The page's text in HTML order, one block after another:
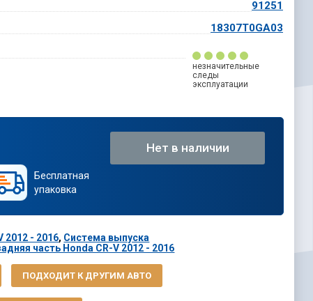
91251
18307T0GA03
незначительные
следы
эксплуатации
Бесплатная
упаковка
Нет в наличии
2012 - 2016, Система выпуска
часть Honda CR-V 2012 - 2016
ПОДХОДИТ К ДРУГИМ АВТО